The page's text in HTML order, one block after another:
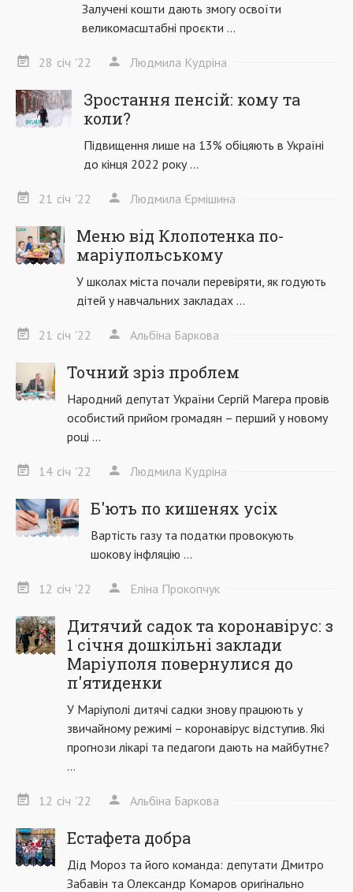
Залучені кошти дають змогу освоїти
великомасштабні проєкти ...
28 січ '22 Людмила Кудріна
Зростання пенсій: кому та
коли?
Підвищення лише на 13% обіцяють в Україні
до кінця 2022 року ...
21 січ '22 Людмила Єрмішина
Меню від Клопотенка по-
маріупольському
У школах міста почали перевіряти, як годують
дітей у навчальних закладах ...
21 січ '22 Альбіна Баркова
Точний зріз проблем
Народний депутат України Сергій Магера провів
особистий прийом громадян – перший у новому
році ...
14 січ '22 Людмила Кудріна
Б'ють по кишенях усіх
Вартість газу та податки провокують
шокову інфляцію ...
12 січ '22 Еліна Прокопчук
Дитячий садок та коронавірус: з
1 січня дошкільні заклади
Маріуполя повернулися до
п'ятиденки
У Маріуполі дитячі садки знову працюють у
звичайному режимі – коронавірус відступив. Які
прогнози лікарі та педагоги дають на майбутнє?
...
12 січ '22 Альбіна Баркова
Естафета добра
Дід Мороз та його команда: депутати Дмитро
Забавін та Олександр Комаров оригінально